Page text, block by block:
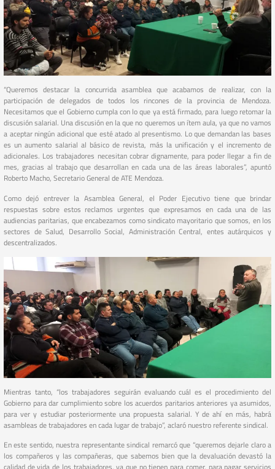
“Queremos destacar la concurrida asamblea que acabamos de realizar, con la
participación de delegados de todos los rincones de la provincia de Mendoza.
Necesitamos que el Gobierno cumpla con lo que ya está firmado, para luego retomar la
discusión salarial. Una discusión en la que no queremos un ítem aula, ya que no vamos
a aceptar ningún adicional que esté atado al presentismo. Lo que demandan las bases
es un aumento salarial al básico de revista, más la unificación y el incremento de
adicionales. Los trabajadores necesitan cobrar dignamente, para poder llegar a fin de
mes, gracias al trabajo que desarrollan en cada una de las áreas laborales”, apuntó
Roberto Macho, Secretario General de ATE Mendoza.
Como dejó entrever la Asamblea General, el Poder Ejecutivo tiene que brindar
respuestas sobre estos reclamos urgentes que expresamos en cada una de las
audiencias paritarias, que encabezamos como sindicato mayoritario que somos, en los
sectores de Salud, Desarrollo Social, Administración Central, entes autárquicos y
descentralizados.
Mientras tanto, “los trabajadores seguirán evaluando cuál es el procedimiento del
Gobierno para dar cumplimiento sobre los acuerdos paritarios anteriores ya asumidos,
para ver y estudiar posteriormente una propuesta salarial. Y de ahí en más, habrá
asambleas de trabajadores en cada lugar de trabajo”, aclaró nuestro referente sindical.
En este sentido, nuestra representante sindical remarcó que “queremos dejarle claro a
los compañeros y las compañeras, que sabemos bien que la devaluación devastó la